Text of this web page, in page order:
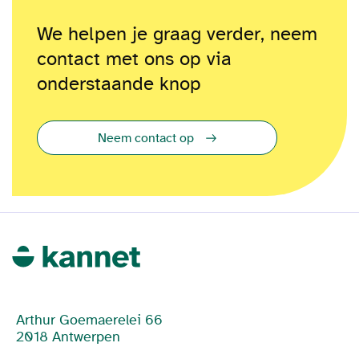
We helpen je graag verder, neem
contact met ons op via
onderstaande knop
Neem contact op
Arthur Goemaerelei 66
2018 Antwerpen